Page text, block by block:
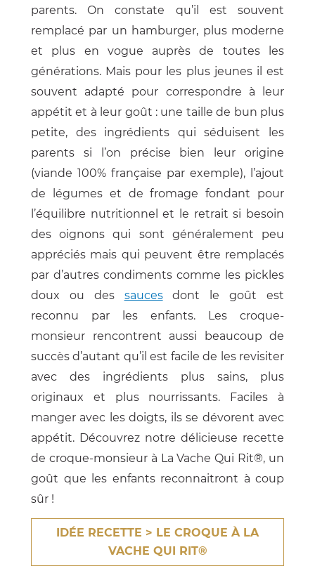
parents. On constate qu’il est souvent
remplacé par un hamburger, plus moderne
et plus en vogue auprès de toutes les
générations. Mais pour les plus jeunes il est
souvent adapté pour correspondre à leur
appétit et à leur goût : une taille de bun plus
petite, des ingrédients qui séduisent les
parents si l’on précise bien leur origine
(viande 100% française par exemple), l’ajout
de légumes et de fromage fondant pour
l’équilibre nutritionnel et le retrait si besoin
des oignons qui sont généralement peu
appréciés mais qui peuvent être remplacés
par d’autres condiments comme les pickles
doux ou des saucesdont le goût est
reconnu par les enfants. Les croque-
monsieur rencontrent aussi beaucoup de
succès d’autant qu’il est facile de les revisiter
avec des ingrédients plus sains, plus
originaux et plus nourrissants. Faciles à
manger avec les doigts, ils se dévorent avec
appétit. Découvrez notre délicieuse recette
de croque-monsieur à La Vache Qui Rit®, un
goût que les enfants reconnaitront à coup
sûr !
IDÉE RECETTE > LE CROQUE À LA
VACHE QUI RIT®